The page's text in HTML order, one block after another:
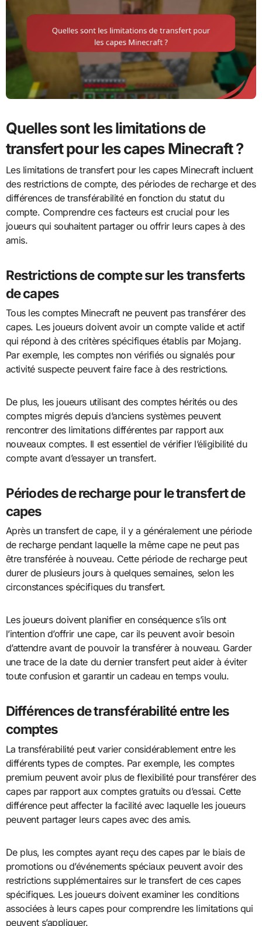
Quelles sont les limitations de
transfert pour les capes Minecraft ?
Les limitations de transfert pour les capes Minecraft incluent
des restrictions de compte, des périodes de recharge et des
différences de transférabilité en fonction du statut du
compte. Comprendre ces facteurs est crucial pour les
joueurs qui souhaitent partager ou offrir leurs capes à des
amis.
Restrictions de compte sur les transferts
de capes
Tous les comptes Minecraft ne peuvent pas transférer des
capes. Les joueurs doivent avoir un compte valide et actif
qui répond à des critères spécifiques établis par Mojang.
Par exemple, les comptes non vérifiés ou signalés pour
activité suspecte peuvent faire face à des restrictions.
De plus, les joueurs utilisant des comptes hérités ou des
comptes migrés depuis d’anciens systèmes peuvent
rencontrer des limitations différentes par rapport aux
nouveaux comptes. Il est essentiel de vérifier l’éligibilité du
compte avant d’essayer un transfert.
Périodes de recharge pour le transfert de
capes
Après un transfert de cape, il y a généralement une période
de recharge pendant laquelle la même cape ne peut pas
être transférée à nouveau. Cette période de recharge peut
durer de plusieurs jours à quelques semaines, selon les
circonstances spécifiques du transfert.
Les joueurs doivent planifier en conséquence s’ils ont
l’intention d’offrir une cape, car ils peuvent avoir besoin
d’attendre avant de pouvoir la transférer à nouveau. Garder
une trace de la date du dernier transfert peut aider à éviter
toute confusion et garantir un cadeau en temps voulu.
Différences de transférabilité entre les
comptes
La transférabilité peut varier considérablement entre les
différents types de comptes. Par exemple, les comptes
premium peuvent avoir plus de flexibilité pour transférer des
capes par rapport aux comptes gratuits ou d’essai. Cette
différence peut affecter la facilité avec laquelle les joueurs
peuvent partager leurs capes avec des amis.
De plus, les comptes ayant reçu des capes par le biais de
promotions ou d’événements spéciaux peuvent avoir des
restrictions supplémentaires sur le transfert de ces capes
spécifiques. Les joueurs doivent examiner les conditions
associées à leurs capes pour comprendre les limitations qui
peuvent s’appliquer.